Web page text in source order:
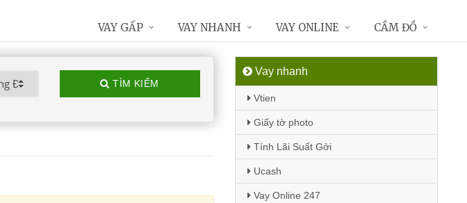
TÌM KIẾM
Vay nhanh
Vtien
Giấy tờ photo
Tính Lãi Suất Gởi
Ucash
Vay Online 247
VAY GẤP VAY NHANH VAY ONLINE CẦM ĐỒ